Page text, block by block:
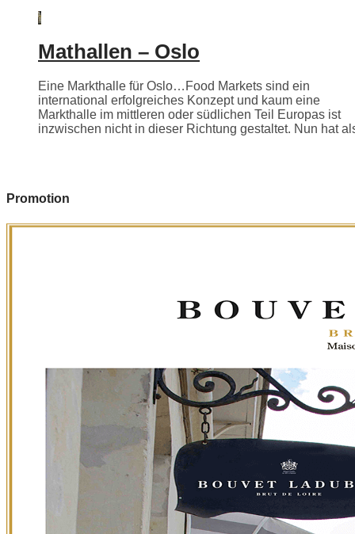
Mathallen – Oslo
Eine Markthalle für Oslo…Food Markets sind ein
international erfolgreiches Konzept und kaum eine
Markthalle im mittleren oder südlichen Teil Europas ist
inzwischen nicht in dieser Richtung gestaltet. Nun hat
Promotion